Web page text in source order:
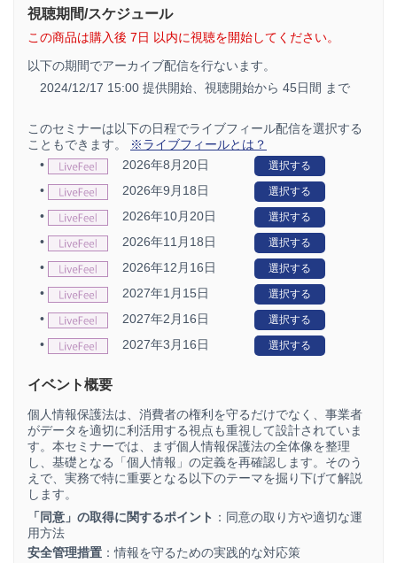
視聴期間/スケジュール
この商品は購入後 7日 以内に視聴を開始してください。
以下の期間でアーカイブ配信を行ないます。
2024/12/17 15:00 提供開始、 視聴開始から 45日間 まで
このセミナーは以下の日程でライブフィール配信を選択する
こともできます。
※ライブフィールとは？
•
2026年8月20日 選択する
• 2026年9月18日 選択する
• 2026年10月20日 選択する
• 2026年11月18日 選択する
• 2026年12月16日 選択する
• 2027年1月15日 選択する
• 2027年2月16日 選択する
• 2027年3月16日 選択する
イベント概要
個人情報保護法は、消費者の権利を守るだけでなく、事業者
がデータを適切に利活用する視点も重視して設計されていま
す。本セミナーでは、まず個人情報保護法の全体像を整理
し、基礎となる「個人情報」の定義を再確認します。そのう
えで、実務で特に重要となる以下のテーマを掘り下げて解説
します。
「同意」の取得に関するポイント ：同意の取り方や適切な運
用方法
安全管理措置 ：情報を守るための実践的な対応策